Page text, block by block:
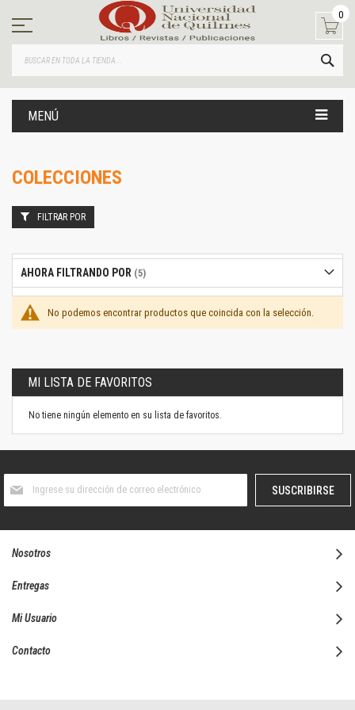
contenido
0
MENÚ
COLECCIONES
No podemos encontrar productos que coincida con la selección.
FILTRAR POR
AHORA FILTRANDO POR
MI LISTA DE FAVORITOS
No tiene ningún elemento en su lista de favoritos.
boletín
SUSCRIBIRSE
Nosotros
Entregas
Mi Usuario
Contacto